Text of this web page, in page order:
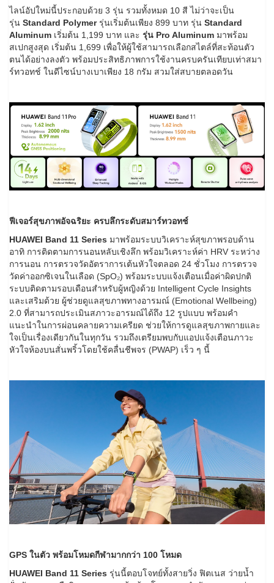
ไลน์อัปใหม่นี้ประกอบด้วย 3 รุ่น รวมทั้งหมด 10 สี ไม่ว่าจะเป็น
รุ่น Standard Polymerรุ่นเริ่มต้นเพียง 899 บาท รุ่น Standard
Aluminum เริ่มต้น 1,199 บาท และ รุ่น Pro Aluminum มาพร้อม
สเปกสูงสุด เริ่มต้น 1,699 เพื่อให้ผู้ใช้สามารถเลือกสไตล์ที่สะท้อนตัว
ตนได้อย่างลงตัว พร้อมประสิทธิภาพการใช้งานครบครันเทียบเท่าสมา
ร์ทวอทช์ ในดีไซน์บางเบาเพียง 18 กรัม สวมใส่สบายตลอดวัน
ฟีเจอร์สุขภาพอัจฉริยะ ครบลึกระดับสมาร์ทวอทช์
HUAWEI Band 11 Series มาพร้อมระบบวิเคราะห์สุขภาพรอบด้าน
อาทิ การติดตามการนอนหลับเชิงลึก พร้อมวิเคราะห์ค่า HRV ระหว่าง
การนอน การตรวจวัดอัตราการเต้นหัวใจตลอด 24 ชั่วโมง การตรวจ
วัดค่าออกซิเจนในเลือด (SpO₂) พร้อมระบบแจ้งเตือนเมื่อค่าผิดปกติ
ระบบติดตามรอบเดือนสำหรับผู้หญิงด้วย Intelligent Cycle Insights
และเสริมด้วย ผู้ช่วยดูแลสุขภาพทางอารมณ์ (Emotional Wellbeing)
2.0 ที่สามารถประเมินสภาวะอารมณ์ได้ถึง 12 รูปแบบ พร้อมคำ
แนะนำในการผ่อนคลายความเครียด ช่วยให้การดูแลสุขภาพกายและ
ใจเป็นเรื่องเดียวกันในทุกวัน รวมถึงเตรียมพบกับแอปแจ้งเตือนภาวะ
หัวใจห้องบนสั่นพริ้วโดยใช้คลื่นชีพจร (PWAP) เร็ว ๆ นี้
GPS ในตัว พร้อมโหมดกีฬามากกว่า 100 โหมด
HUAWEI Band 11 Series รุ่นนี้ตอบโจทย์ทั้งสายวิ่ง ฟิตเนส ว่ายน้ำ